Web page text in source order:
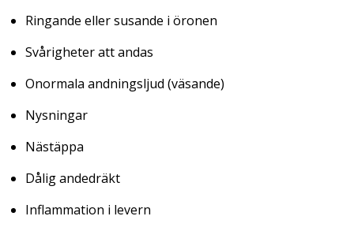
Ringande eller susande i öronen
Svårigheter att andas
Onormala andningsljud (väsande)
Nysningar
Nästäppa
Dålig andedräkt
Inflammation i levern